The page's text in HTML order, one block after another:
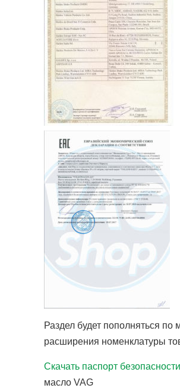
Раздел будет пополняться по
расширения номенклатуры
Скачать паспорт безопасности
масло VAG